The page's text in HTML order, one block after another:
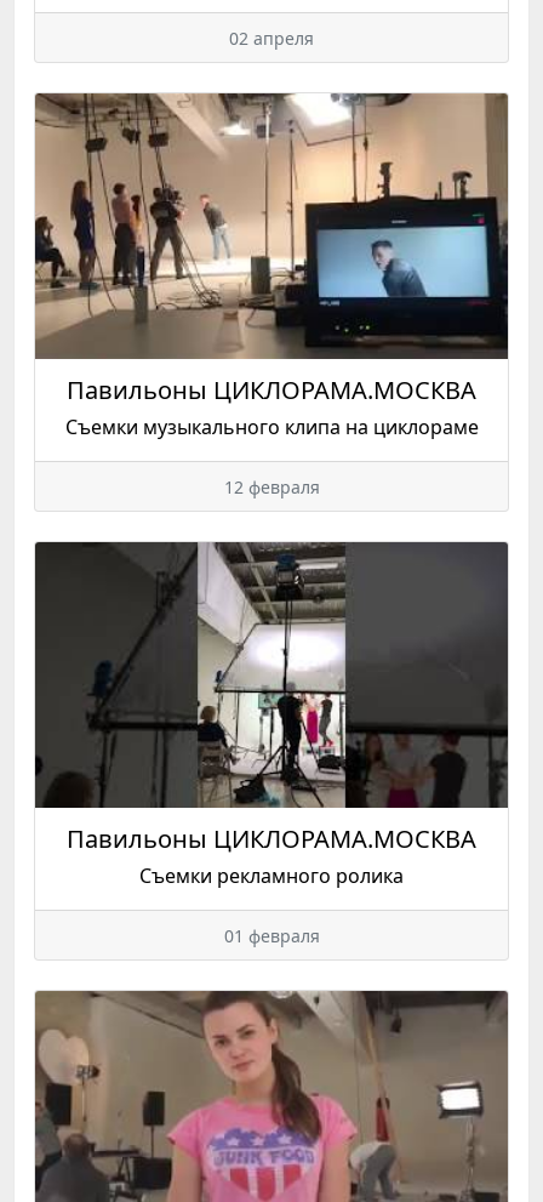
02 апреля
Павильоны ЦИКЛОРАМА.МОСКВА
Съемки музыкального клипа на циклораме
12 февраля
Павильоны ЦИКЛОРАМА.МОСКВА
Съемки рекламного ролика
01 февраля